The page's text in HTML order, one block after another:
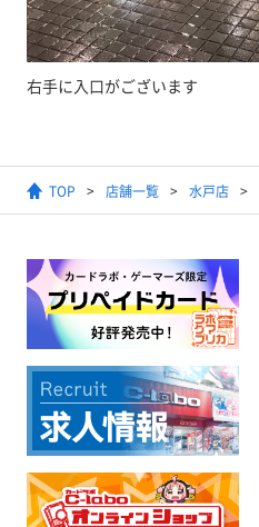
右手に入口がございます
TOP 店舗一覧 水戸店